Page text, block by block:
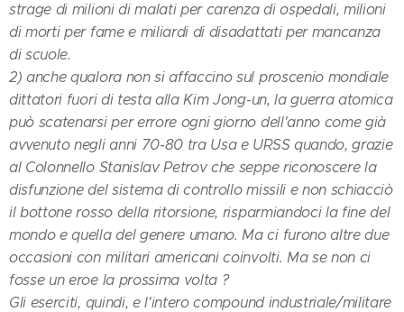
strage di milioni di malati per carenza di ospedali, milioni
di morti per fame e miliardi di disadattati per mancanza
di scuole.
2) anche qualora non si affaccino sul proscenio mondiale
dittatori fuori di testa alla Kim Jong-un, la guerra atomica
può scatenarsi per errore ogni giorno dell'anno come già
avvenuto negli anni 70-80 tra Usa e URSS quando, grazie
al Colonnello Stanislav Petrov che seppe riconoscere la
disfunzione del sistema di controllo missili e non schiacciò
il bottone rosso della ritorsione, risparmiandoci la fine del
mondo e quella del genere umano. Ma ci furono altre due
occasioni con militari americani coinvolti. Ma se non ci
fosse un eroe la prossima volta ?
Gli eserciti, quindi, e l'intero compound industriale/militare